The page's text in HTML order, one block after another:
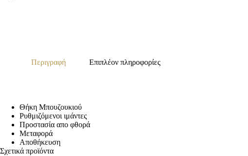
Περιγραφή Επιπλέον πληροφορίες
Θήκη Μπουζουκιού
Ρυθμιζόμενοι ιμάντες
Προστασία απο φθορά
Μεταφορά
Αποθήκευση
Σχετικά προϊόντα